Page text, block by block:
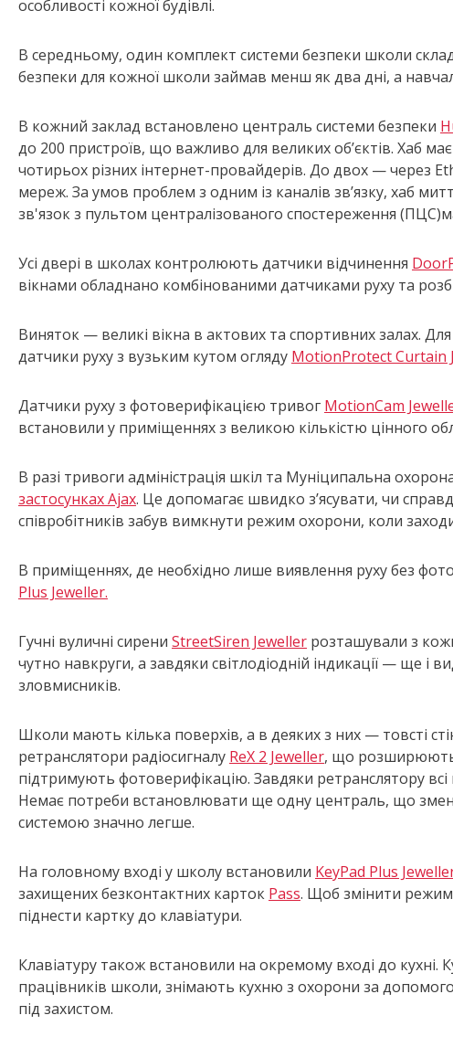
особливості кожної будівлі.
В середньому, один комплект системи безпеки школи
безпеки для кожної школи займав менш як два дні, а
В кожний заклад встановлено централь системи безпеки
до 200 пристроїв, що важливо для великих обʼєктів. Хаб
чотирьох різних інтернет-провайдерів. До двох — через
мереж. За умов проблем з одним із каналів звʼязку, хаб
зв'язок з пультом централізованого спостереження
Усі двері в школах контролюють датчики відчинення
вікнами обладнано комбінованими датчиками руху та
Виняток — великі вікна в актових та спортивних залах.
датчики руху з вузьким кутом огляду MotionProtect Curtain
Датчики руху з фотоверифікацією тривог MotionCam
встановили у приміщеннях з великою кількістю цінного
В разі тривоги адміністрація шкіл та Муніципальна
застосунках Ajax. Це допомагає швидко зʼясувати, чи
співробітників забув вимкнути режим охорони, коли
В приміщеннях, де необхідно лише виявлення руху без
Plus Jeweller.
Гучні вуличні сирени StreetSiren Jeweller розташували з
чутно навкруги, а завдяки світлодіодній індикації — ще і
зловмисників.
Школи мають кілька поверхів, а в деяких з них — товсті
ретранслятори радіосигналу ReX 2 Jeweller, що розширюють
підтримують фотоверифікацію. Завдяки ретранслятору
Немає потреби встановлювати ще одну централь, що
системою значно легше.
На головному вході у школу встановили KeyPad Plus
захищених безконтактних карток Pass. Щоб змінити
піднести картку до клавіатури.
Клавіатуру також встановили на окремому вході до кухні.
працівників школи, знімають кухню з охорони за
під захистом.